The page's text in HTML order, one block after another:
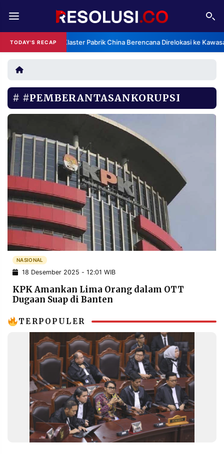
TODAY'S RECAP Klaster Pabrik China Berencana Direlokasi ke
REDAKSI TENTANG
RESOLUSI IKLAN
RUBRIKASI
EDITORIAL AKSARA
FINANSIA PERSONA
DAERAH NASIONAL
MANCA SPORT
INFORMASI
PRIVACY
POLICY
BERITA
WARGA
INFORMASI
IKLAN
KIRIM
PENGADUAN
OF
SERVICE
IKUTI
KAMI
#PEMBERANTASANKORUPSI
NASIONAL
18 Desember 2025 - 12:01 WIB
KPK Amankan Lima Orang dalam OTT
Dugaan Suap di Banten
TERPOPULER